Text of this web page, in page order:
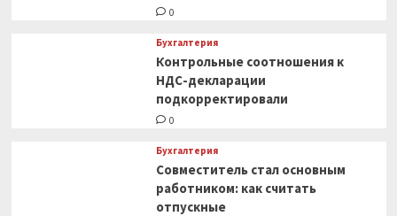
0
Бухгалтерия
Контрольные соотношения к
НДС-декларации
подкорректировали
0
Бухгалтерия
Совместитель стал основным
работником: как считать
отпускные